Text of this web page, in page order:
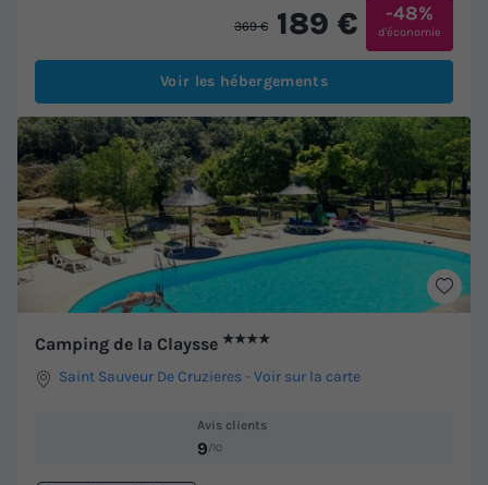
369 € 189 € -48%
d'économie
Voir les hébergements
Camping de la Claysse ★★★★
Saint Sauveur De Cruzieres -Voir sur la carte
Avis clients
9/10